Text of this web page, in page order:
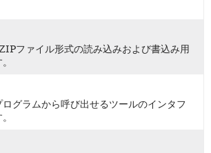
ファイル形式の読み込みおよび書込み用
グラムから呼び出せるツールのインタフ